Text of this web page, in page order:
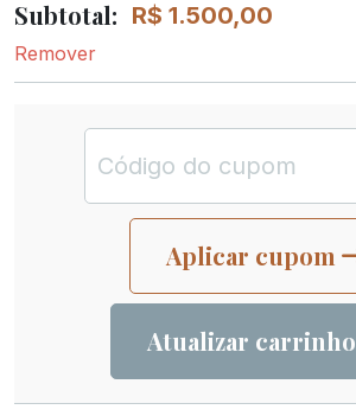
R$ 1.500,00
Remover
Aplicar cupom
Atualizar carrinho